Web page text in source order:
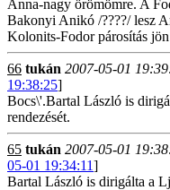
Anna-nagy örömömre. A
Bakonyi Anikó /????/ lesz
Kolonits-Fodor párosítás
66 tukán 2007-05-01
19:38:25]
Bocs\'.Bartal László is
rendezését.
65 tukán 2007-05-01
05-01 19:34:11]
Bartal László is dirigálta a